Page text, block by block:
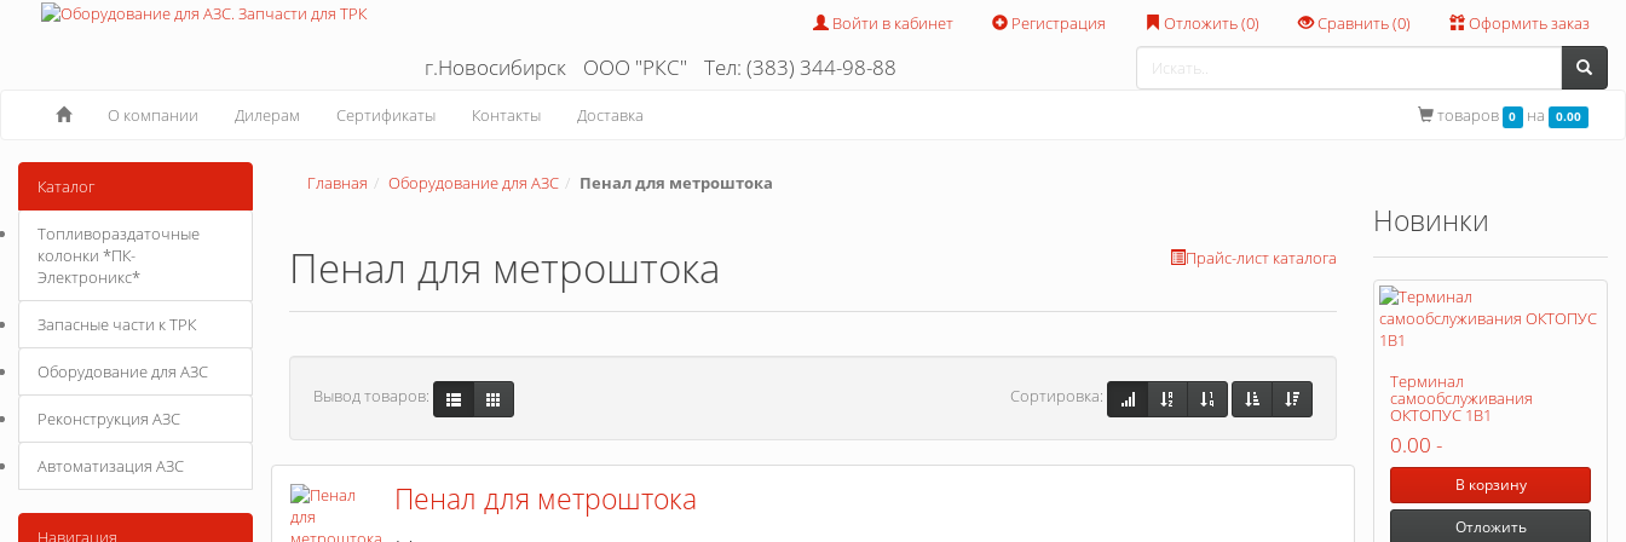
Войти в кабинет Регистрация Отложить (0) Сравнить (0) Оформить заказ
г.Новосибирск ООО "РКС" Тел: (383) 344-98-88
О компании Дилерам Сертификаты Контакты Доставка товаров 0 на 0.00
Каталог
Топливораздаточные
колонки *ПК-
Электроникс*
Запасные части к ТРК
Оборудование для АЗС
Реконструкция АЗС
Автоматизация АЗС
Навигация
Главная Оборудование для АЗС Пенал для метроштока
Прайс-лист каталога
Пенал для метроштока
Вывод товаров: Сортировка:
Пенал для метроштока
Новинки
Терминал
самообслуживания
ОКТОПУС 1В1
0.00 -
В корзину
Отложить